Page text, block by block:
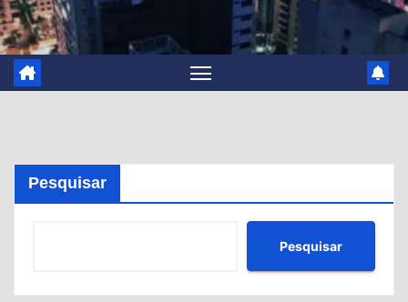
Pesquisar
Pesquisar